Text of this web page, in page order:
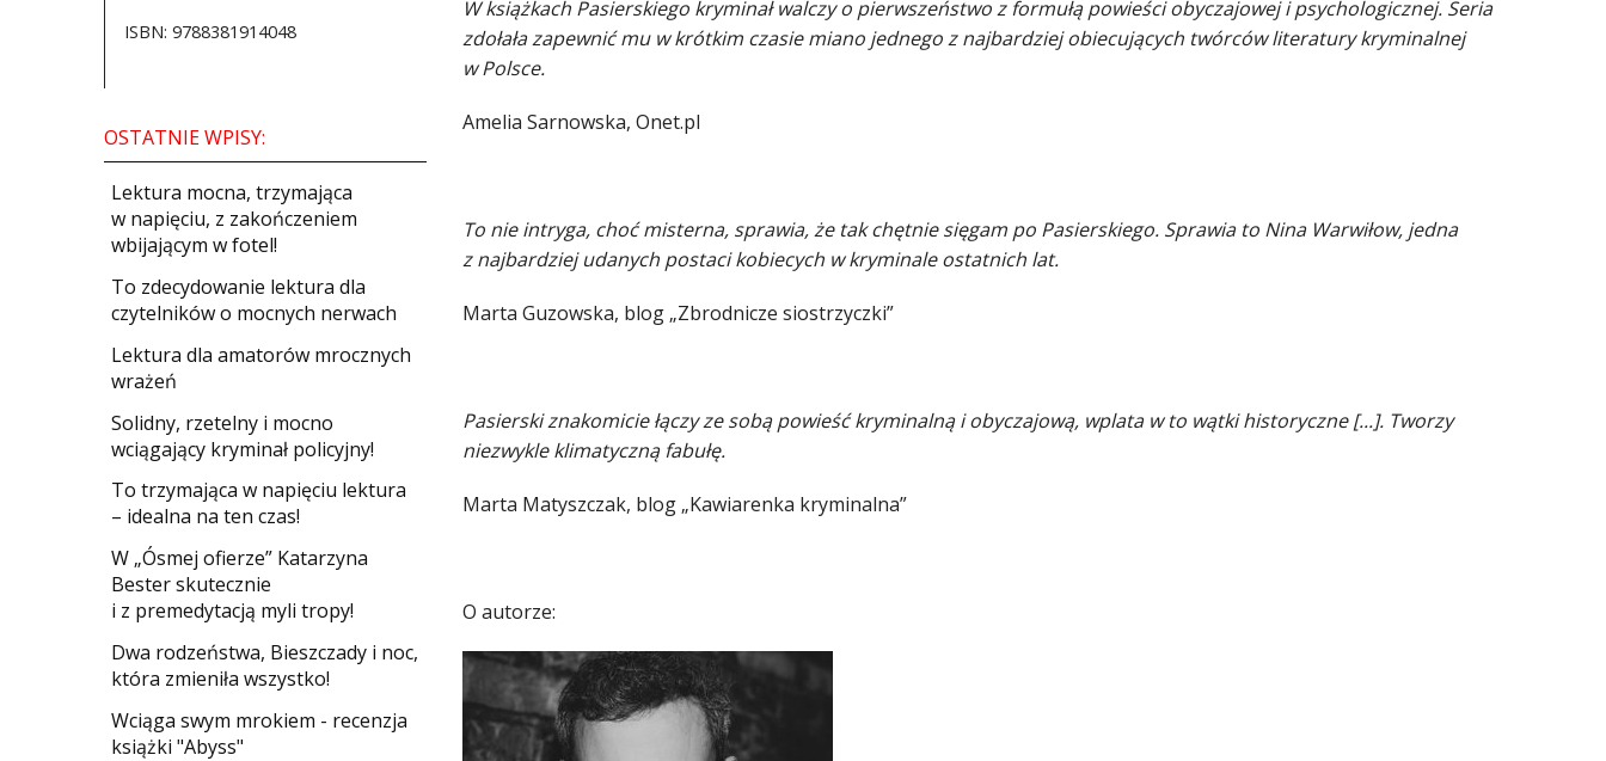
ISBN: 9788381914048
OSTATNIE WPISY:
​Lektura mocna, trzymająca
w napięciu, z zakończeniem
wbijającym w fotel!
​To zdecydowanie lektura dla
czytelników o mocnych nerwach
Lektura dla amatorów mrocznych
wrażeń
Solidny, rzetelny i mocno
wciągający kryminał policyjny!
​To trzymająca w napięciu lektura
– idealna na ten czas!
W „Ósmej ofierze” Katarzyna
Bester skutecznie
i z premedytacją myli tropy!
Dwa rodzeństwa, Bieszczady i noc,
która zmieniła wszystko!
Wciąga swym mrokiem - recenzja
książki "Abyss"
W książkach Pasierskiego kryminał walczy o pierwszeństwo z formułą powieści obyczajowej i psychologicznej. Seria
zdołała zapewnić mu w krótkim czasie miano jednego z najbardziej obiecujących twórców literatury kryminalnej
w Polsce.
Amelia Sarnowska, Onet.pl
To nie intryga, choć misterna, sprawia, że tak chętnie sięgam po Pasierskiego. Sprawia to Nina Warwiłow, jedna
z najbardziej udanych postaci kobiecych w kryminale ostatnich lat.
Marta Guzowska, blog „Zbrodnicze siostrzyczki”
Pasierski znakomicie łączy ze sobą powieść kryminalną i obyczajową, wplata w to wątki historyczne [...]. Tworzy
niezwykle klimatyczną fabułę.
Marta Matyszczak, blog „Kawiarenka kryminalna”
O autorze: